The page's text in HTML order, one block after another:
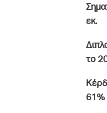
εκ.
το
Κ
61%